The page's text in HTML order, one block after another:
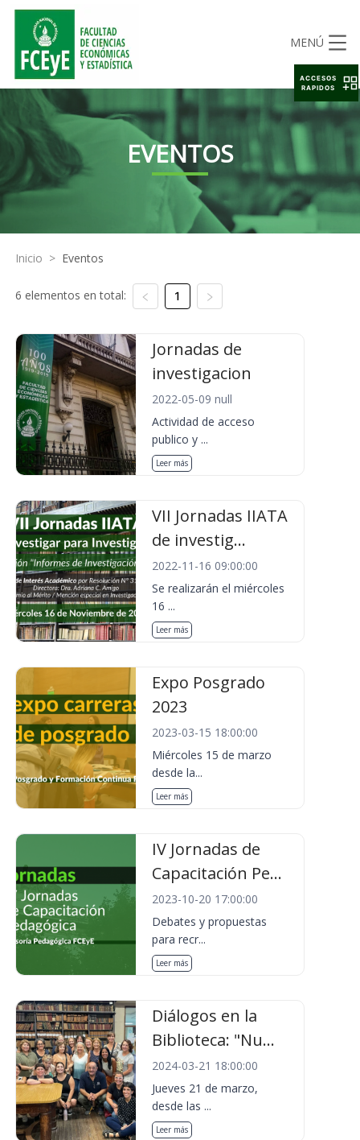
MENÚ
EVENTOS
Inicio > Eventos
6 elementos en total: 1
Jornadas de
investigacion
2022-05-09 null
Actividad de acceso
publico y ...
Leer más
VII Jornadas IIATA
de investig...
2022-11-16 09:00:00
Se realizarán el miércoles
16 ...
Leer más
Expo Posgrado
2023
2023-03-15 18:00:00
Miércoles 15 de marzo
desde la...
Leer más
IV Jornadas de
Capacitación Pe...
2023-10-20 17:00:00
Debates y propuestas
para recr...
Leer más
Diálogos en la
Biblioteca: "Nu...
2024-03-21 18:00:00
Jueves 21 de marzo,
desde las ...
Leer más
ACCESOS
RAPIDOS